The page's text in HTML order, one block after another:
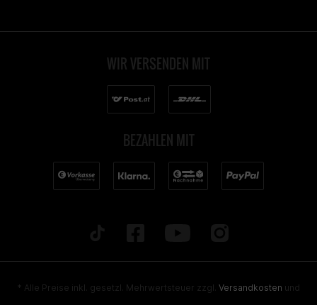
WIR VERSENDEN MIT
BEZAHLEN MIT
* Alle Preise inkl. gesetzl. Mehrwertsteuer zzgl. Versandkosten und